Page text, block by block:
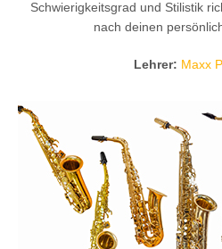
Schwierigkeitsgrad und Stilistik
nach deinen
Lehrer: Maxx